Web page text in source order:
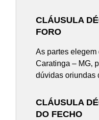
CLÁUSULA
FORO
As partes elegem
Caratinga – MG,
dúvidas oriundas
CLÁUSULA
DO FECHO